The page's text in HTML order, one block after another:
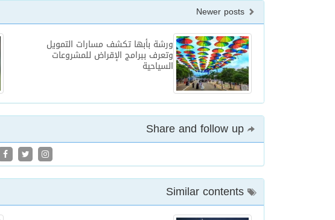
ورشة بأبها تكشف مسارات التمويل
وتعرف ببرامج الإقراض للمشروعات
السياحية